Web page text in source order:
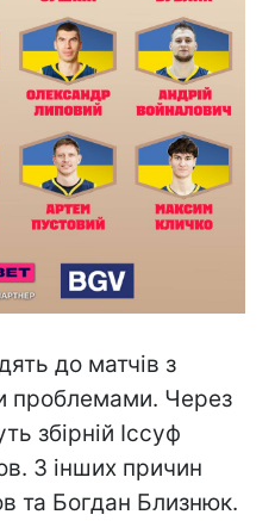
до матчів з
проблемами. Через
збірній Іссуф
З інших причин
та Богдан Близнюк.